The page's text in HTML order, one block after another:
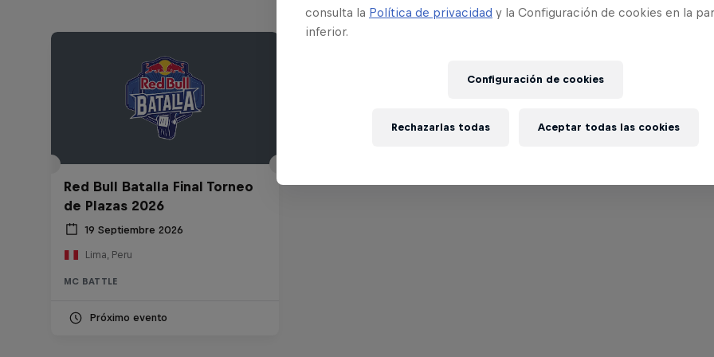
Red Bull Batalla Final Torneo
de Plazas 2026
19 Septiembre 2026
Lima, Peru
MC BATTLE
Próximo evento
consulta la Política de privacidad y la Configuración de cookies en la
inferior.
Configuración de cookies
Rechazarlas todas Aceptar todas las cookies